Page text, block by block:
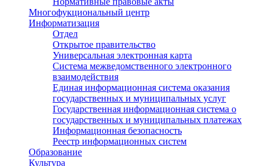
Многофукциональный центр
Информатизация
Отдел
Открытое правительство
Универсальная электронная карта
Система межведомственного электронного
взаимодействия
Единая информационная система оказания
государственных и муниципальных услуг
Государственная информационная система о
государственных и муниципальных платежах
Информационная безопасность
Реестр информационных систем
Образование
Культура